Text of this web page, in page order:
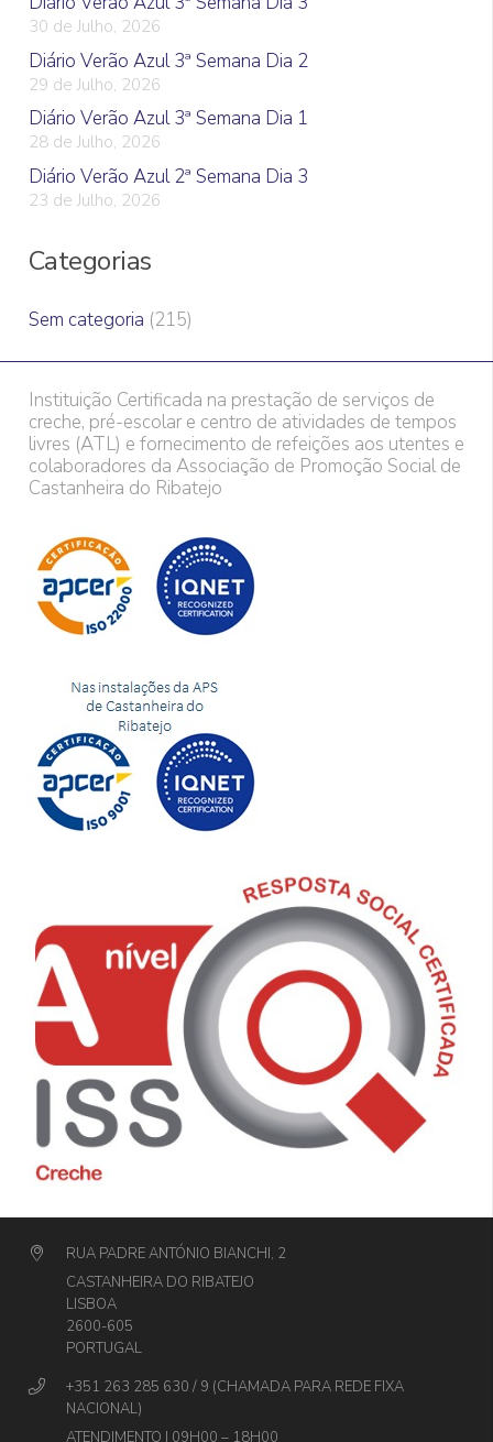
30 de Julho, 2026
Diário Verão Azul 3ª Semana Dia 2
29 de Julho, 2026
Diário Verão Azul 3ª Semana Dia 1
28 de Julho, 2026
Diário Verão Azul 2ª Semana Dia 3
23 de Julho, 2026
Categorias
Sem categoria (215)
Instituição Certificada na prestação de serviços de
creche, pré-escolar e centro de atividades de tempos
livres (ATL) e fornecimento de refeições aos utentes e
colaboradores da Associação de Promoção Social de
Castanheira do Ribatejo
RUA PADRE ANTÓNIO BIANCHI, 2
CASTANHEIRA DO RIBATEJO
LISBOA
2600-605
PORTUGAL
+351 263 285 630 / 9 (CHAMADA PARA REDE FIXA
NACIONAL)
ATENDIMENTO | 09H00 – 18H00